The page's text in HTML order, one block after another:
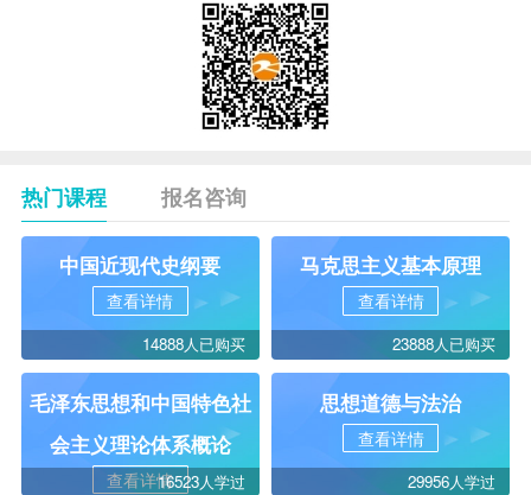
热门课程 报名咨询
中国近现代史纲要
查看详情
14888人已购买
马克思主义基本原理
查看详情
23888人已购买
毛泽东思想和中国特色社
会主义理论体系概论
查看详情16523人学过
思想道德与法治
查看详情
29956人学过